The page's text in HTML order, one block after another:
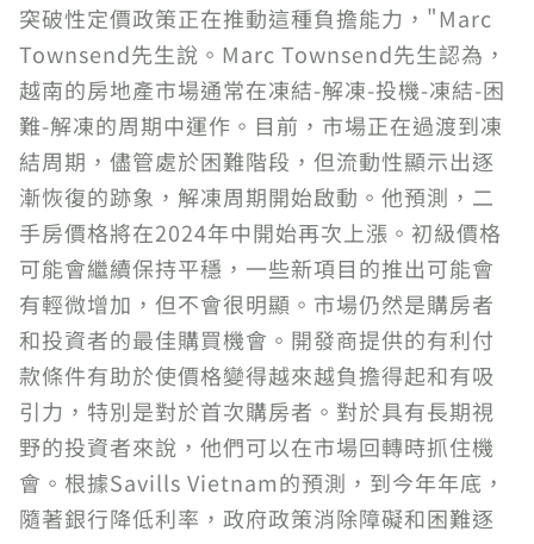
突破性定價政策正在推動這種負擔能力，"Marc
Townsend先生說。Marc Townsend先生認為，
越南的房地產市場通常在凍結-解凍-投機-凍結-困
難-解凍的周期中運作。目前，市場正在過渡到凍
結周期，儘管處於困難階段，但流動性顯示出逐
漸恢復的跡象，解凍周期開始啟動。他預測，二
手房價格將在2024年中開始再次上漲。初級價格
可能會繼續保持平穩，一些新項目的推出可能會
有輕微增加，但不會很明顯。市場仍然是購房者
和投資者的最佳購買機會。開發商提供的有利付
款條件有助於使價格變得越來越負擔得起和有吸
引力，特別是對於首次購房者。對於具有長期視
野的投資者來說，他們可以在市場回轉時抓住機
會。根據Savills Vietnam的預測，到今年年底，
隨著銀行降低利率，政府政策消除障礙和困難逐